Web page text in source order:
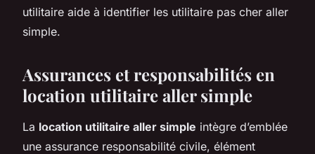
utilitaire aide à identifier les utilitaire pas cher aller
simple.
Assurances et responsabilités en
location utilitaire aller simple
La location utilitaire aller simple intègre d’emblée
une assurance responsabilité civile, élément